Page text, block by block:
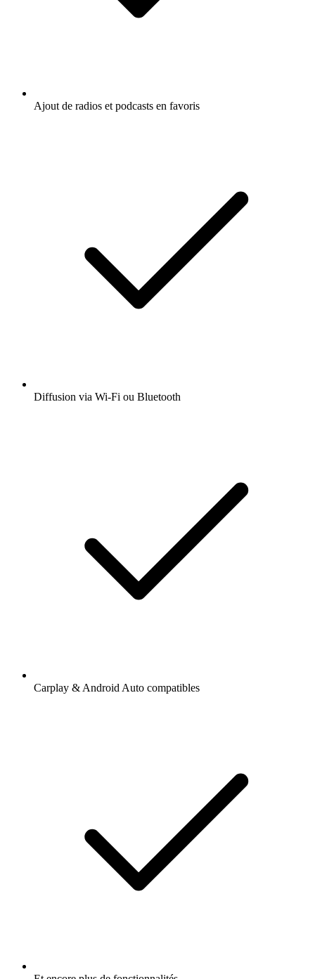
Ajout de radios et podcasts en favoris
Diffusion via Wi-Fi ou Bluetooth
Carplay & Android Auto compatibles